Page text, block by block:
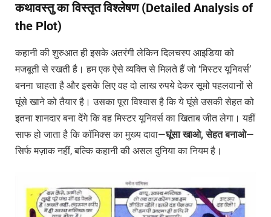
कथावस्तु का विस्तृत विश्लेषण (Detailed Analysis of
the Plot)
कहानी की शुरुआत ही इसके अतरंगी लेकिन दिलचस्प आइडिया को
मजबूती से रखती है। हम एक ऐसे व्यक्ति से मिलते हैं जो ‘मिस्टर यूनिवर्स’
बनना चाहता है और इसके लिए वह दो लाख रुपये देकर सूमो पहलवानों से
घूंसे खाने को तैयार है। उसका पूरा विश्वास है कि ये घूंसे उसकी सेहत को
इतना शानदार बना देंगे कि वह मिस्टर यूनिवर्स का खिताब जीत लेगा। यहीं
साफ हो जाता है कि कॉमिक्स का मुख्य दावा—घूंसाखाओ,सेहतबनाओ—
सिर्फ मज़ाक नहीं, बल्कि कहानी की असल दुनिया का नियम है।